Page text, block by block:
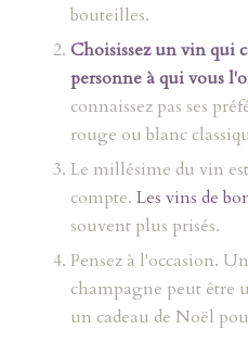
bouteilles.
Choisissez un vin qui
personne à qui vous
connaissez pas ses
rouge ou blanc
Le millésime du vin
compte. Les vins de
souvent plus prisés.
Pensez à l'occasion.
champagne peut être
un cadeau de Noël